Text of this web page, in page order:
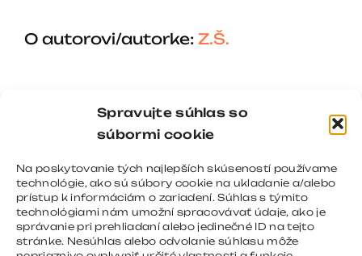
Spravujte súhlas so
súbormi cookie
Na poskytovanie tých najlepších skúseností používame
technológie, ako sú súbory cookie na ukladanie a/alebo
prístup k informáciám o zariadení. Súhlas s týmito
technológiami nám umožní spracovávať údaje, ako je
správanie pri prehliadaní alebo jedinečné ID na tejto
stránke. Nesúhlas alebo odvolanie súhlasu môže
O autorovi/autorke: Z.Š.